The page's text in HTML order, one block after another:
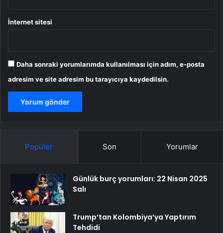
İnternet sitesi
Daha sonraki yorumlarımda kullanılması için adım, e-posta
adresim ve site adresim bu tarayıcıya kaydedilsin.
Popüler Son Yorumlar
Günlük burç yorumları: 22 Nisan 2025
Salı
Trump’tan Kolombiya’ya Yaptırım
Tehdidi